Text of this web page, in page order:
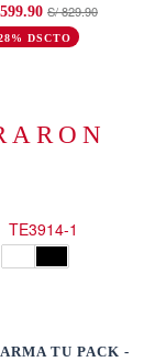
S/ 829.90
DSCTO
TU PACK -